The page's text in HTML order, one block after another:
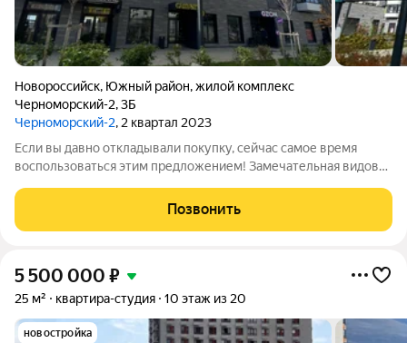
Новороссийск, Южный район,жилой комплекс
Черноморский-2,3Б
Черноморский-2, 2 квартал 2023
Если вы давно откладывали покупку, сейчас самое время
воспользоваться этим предложением! Замечательная видовая
комплeкcе "Черноморский 2" Этo сoвремeнный жилoй
кoмплекс в Hовороссийске вceгo в 5
Позвонить
5 500 000 ₽
25 м² квартира-студия 10 этаж из 20
новостройка